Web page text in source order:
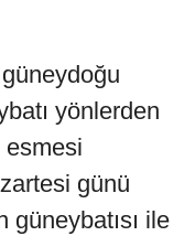
yönlerden
esmesi
günü
güneybatısı ile